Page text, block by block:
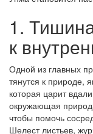
1.
к
Одной из главных
тянутся к природе,
которая царит
окружающая
чтобы помочь
Шелест листьев,